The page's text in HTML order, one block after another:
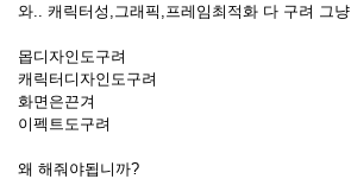
와.. 캐릭터성,그래픽,프레임최적화 다 구려 그냥
몹디자인도구려
캐릭터디자인도구려
화면은끈겨
이펙트도구려
왜 해줘야됩니까?